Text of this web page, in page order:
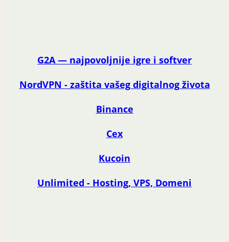
G2A — najpovoljnije igre i softver
NordVPN - zaštita vašeg digitalnog života
Binance
Cex
Kucoin
Unlimited - Hosting, VPS, Domeni